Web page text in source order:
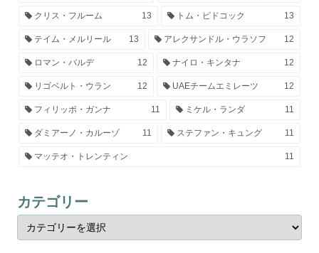
クリス・フルーム 13 トム・ピドコック 13
テイム・メルリール 13 アレクサンドル・ウラソフ 12
ロマン・バルデ 12 ナイロ・キンタナ 12
リゴベルト・ウラン 12 UAEチームエミレーツ 12
フィリッポ・ガンナ 11 ミケル・ランダ 11
ダミアーノ・カルーゾ 11 ステファン・キュング 11
マッテオ・トレンティン 11
カテゴリー